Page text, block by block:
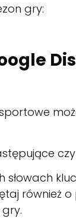
gry:
słowach
również